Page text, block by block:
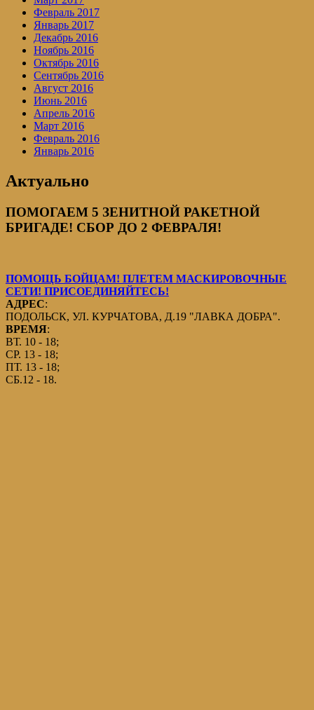
Февраль 2017
Январь 2017
Декабрь 2016
Ноябрь 2016
Октябрь 2016
Сентябрь 2016
Август 2016
Июнь 2016
Апрель 2016
Март 2016
Февраль 2016
Январь 2016
Актуально
ПОМОГАЕМ 5 ЗЕНИТНОЙ РАКЕТНОЙ
БРИГАДЕ! СБОР ДО 2 ФЕВРАЛЯ!
ПОМОЩЬ БОЙЦАМ! ПЛЕТЕМ МАСКИРОВОЧНЫЕ
СЕТИ! ПРИСОЕДИНЯЙТЕСЬ!
АДРЕС:
ПОДОЛЬСК, УЛ. КУРЧАТОВА, Д.19 "ЛАВКА ДОБРА".
ВРЕМЯ:
ВТ. 10 - 18;
СР. 13 - 18;
ПТ. 13 - 18;
СБ.12 - 18.